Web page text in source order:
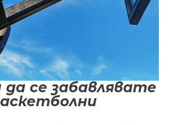
се забавлявате